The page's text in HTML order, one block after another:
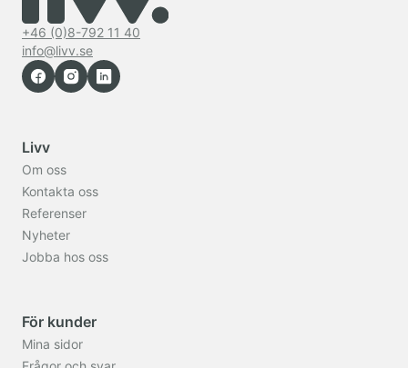
+46 (0)8-792 11 40
info@livv.se
Livv
Om oss
Kontakta oss
Referenser
Nyheter
Jobba hos oss
För kunder
Mina sidor